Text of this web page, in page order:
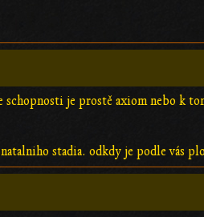
je prostě axiom nebo k
stadia. odkdy je podle vás